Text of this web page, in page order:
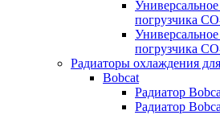
погрузчика
погрузчика
Радиаторы охлаждения
Bobcat
Радиатор
Радиатор